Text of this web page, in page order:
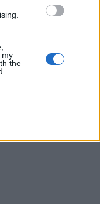
my
the
parlare